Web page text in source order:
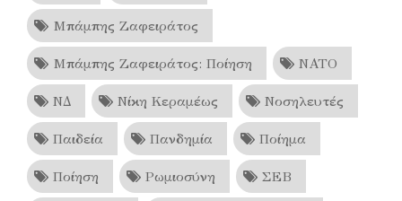
Μπάμπης Ζαφειράτος
Μπάμπης Ζαφειράτος: Ποίηση ΝΑΤΟ
ΝΔ Νίκη Κεραμέως Νοσηλευτές
Παιδεία Πανδημία Ποίημα
Ποίηση Ρωμιοσύνη ΣΕΒ